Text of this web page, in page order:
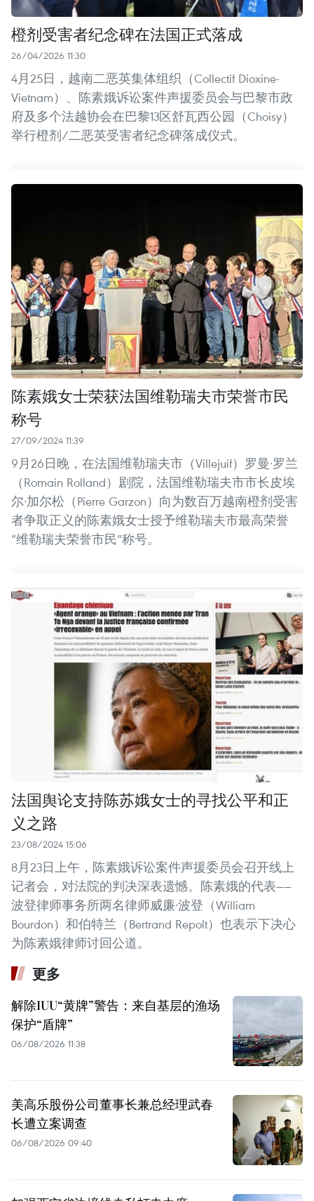
橙剂受害者纪念碑在法国正式落成
26/04/2026 11:30
4月25日，越南二恶英集体组织（Collectif Dioxine-
Vietnam）、陈素娥诉讼案件声援委员会与巴黎市政
府及多个法越协会在巴黎13区舒瓦西公园（Choisy）
举行橙剂/二恶英受害者纪念碑落成仪式。
陈素娥女士荣获法国维勒瑞夫市荣誉市民
称号
27/09/2024 11:39
9月26日晚，在法国维勒瑞夫市（Villejuif）罗曼·罗兰
（Romain Rolland）剧院，法国维勒瑞夫市市长皮埃
尔·加尔松（Pierre Garzon）向为数百万越南橙剂受害
者争取正义的陈素娥女士授予维勒瑞夫市最高荣誉
“维勒瑞夫荣誉市民”称号。
法国舆论支持陈苏娥女士的寻找公平和正
义之路
23/08/2024 15:06
8月23日上午，陈素娥诉讼案件声援委员会召开线上
记者会，对法院的判决深表遗憾。陈素娥的代表——
波登律师事务所两名律师威廉·波登（William
Bourdon）和伯特兰（Bertrand Repolt）也表示下决心
为陈素娥律师讨回公道。
更多
解除IUU“黄牌”警告：来自基层的渔场
保护“盾牌”
06/08/2026 11:38
美高乐股份公司董事长兼总经理武春
长遭立案调查
06/08/2026 09:40